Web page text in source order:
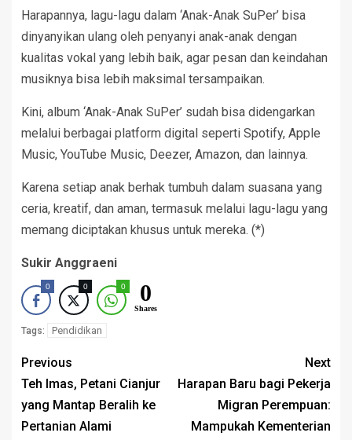
Harapannya, lagu-lagu dalam ‘Anak-Anak SuPer’ bisa
dinyanyikan ulang oleh penyanyi anak-anak dengan
kualitas vokal yang lebih baik, agar pesan dan keindahan
musiknya bisa lebih maksimal tersampaikan.
Kini, album ‘Anak-Anak SuPer’ sudah bisa didengarkan
melalui berbagai platform digital seperti Spotify, Apple
Music, YouTube Music, Deezer, Amazon, dan lainnya.
Karena setiap anak berhak tumbuh dalam suasana yang
ceria, kreatif, dan aman, termasuk melalui lagu-lagu yang
memang diciptakan khusus untuk mereka. (*)
Sukir Anggraeni
0 0 0 0
Shares
Tags: Pendidikan
Previous
Teh Imas, Petani Cianjur
yang Mantap Beralih ke
Pertanian Alami
Next
Harapan Baru bagi Pekerja
Migran Perempuan:
Mampukah Kementerian